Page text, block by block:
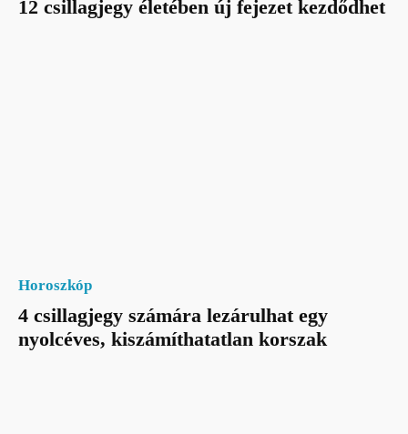
12 csillagjegy életében új fejezet kezdődhet
Horoszkóp
4 csillagjegy számára lezárulhat egy
nyolcéves, kiszámíthatatlan korszak